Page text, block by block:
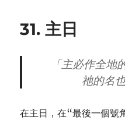
31. 主日
「主必作全地
祂的名
在主日，在“最後一個號